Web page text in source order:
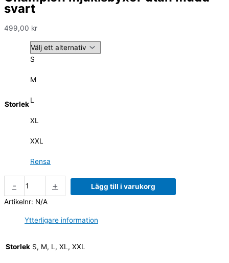
svart
499,00 kr
Storlek
S
M
L
XL
XXL
Rensa
- +
Lägg till i varukorg
Artikelnr: N/A
Ytterligare information
Storlek S, M, L, XL, XXL